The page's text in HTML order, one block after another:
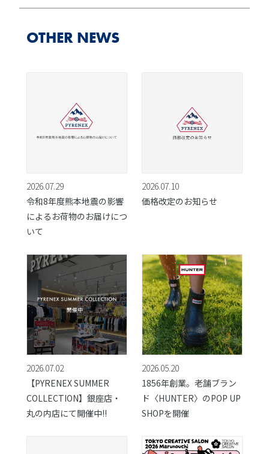
OTHER NEWS
2026.07.29
令和8年度熊本地震の影響
によるお荷物のお届けにつ
いて
2026.07.10
価格改定のお知らせ
2026.07.02
【PYRENEX SUMMER
COLLECTION】銀座店・
丸の内店にて開催中!!
2026.05.20
1856年創業。老舗ブラン
ド〈HUNTER〉のPOP UP
SHOPを開催